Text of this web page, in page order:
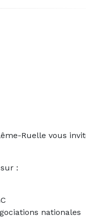
Ruelle vous
:
nationales